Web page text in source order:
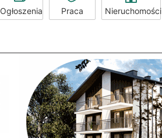
Ogłoszenia Praca Nieruchomości